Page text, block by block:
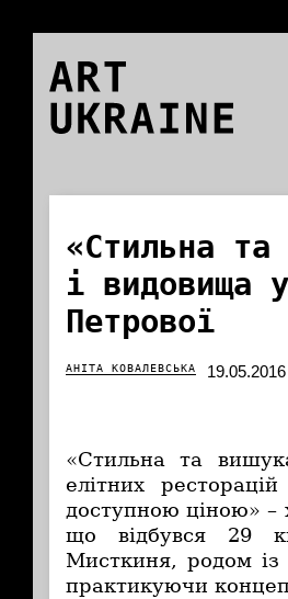
ART
UKRAINE
«Стильна
і видовища
Петрової
АНІТА КОВАЛЕВСЬКА 19.05.2016
«Стильна та
елітних
доступною ціною» –
що відбувся 29
Мисткиня, родом
практикуючи